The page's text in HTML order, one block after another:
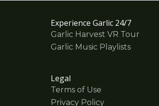
Experience Garlic 24/7
Garlic Harvest VR Tour
Garlic Music Playlists
Legal
Terms of Use
Privacy Policy